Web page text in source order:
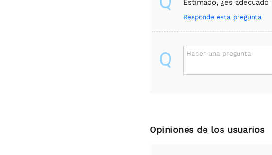
Estimado, ¿es
Responde esta pregunta
Q Hacer una pregunta
Opiniones de los usuarios